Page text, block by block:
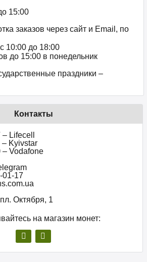
15:00
заказов через сайт и Email, по
10:00 до 18:00
до 15:00 в понедельник
праздники –
Контакты
Lifecell
– Kyivstar
– Vodafone
01-17
Октября, 1
на магазин монет: